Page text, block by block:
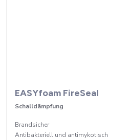
EASYfoam FireSeal
Schalldämpfung
Brandsicher
Antibakteriell und antimykotisch